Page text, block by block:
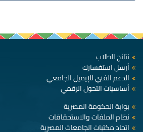
نتائج الطلاب
أرسل استفسارك
الدعم الفني للإيميل الجامعي
أساسيات التحول الرقمي
بوابة الحكومة المصرية
نظام الملفات والاستحقاقات
اتحاد مكتبات الجامعات المصرية